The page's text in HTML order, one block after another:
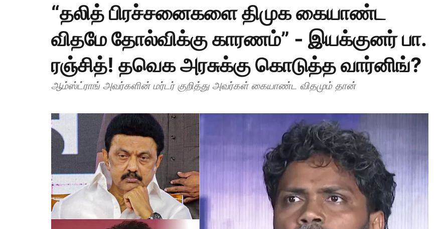
“தலித் பிரச்சனைகளை திமுக கையாண்ட
விதமே தோல்விக்கு காரணம்” - இயக்குனர் பா.
ரஞ்சித்! தவெக அரசுக்கு கொடுத்த வார்னிங்?
ஆம்ஸ்ட்ராங் அவர்களின் மர்டர் குறித்து அவர்கள் கையாண்ட விதமும் தான்